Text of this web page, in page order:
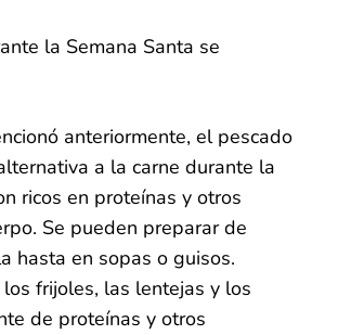
la Semana Santa se
anteriormente, el pescado
a la carne durante la
ricos en proteínas y otros
Se pueden preparar de
hasta en sopas o guisos.
frijoles, las lentejas y los
de proteínas y otros